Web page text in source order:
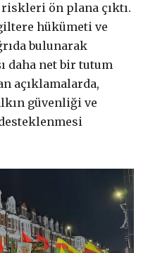
ön plana çıktı.
hükümeti ve
bulunarak
daha net bir tutum
açıklamalarda,
güvenliği ve